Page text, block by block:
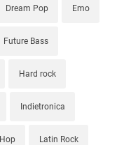
Dream Pop Emo
Future Bass
Hard rock
Indietronica
Latin Rock